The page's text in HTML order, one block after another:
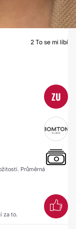
KYSELINA HYALURONOVÁ
2 To se mi líbí
ZU
Průměrná
za to.